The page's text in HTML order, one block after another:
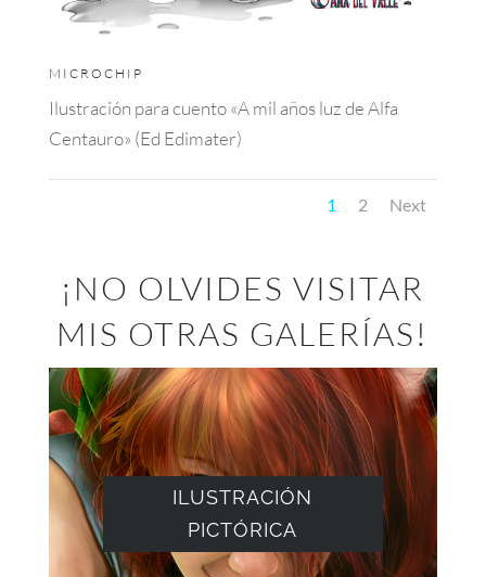
MICROCHIP
Ilustración para cuento «A mil años luz de Alfa
Centauro» (Ed Edimater)
1 2 Next
¡NO OLVIDES VISITAR
MIS OTRAS GALERÍAS!
ILUSTRACIÓN
PICTÓRICA